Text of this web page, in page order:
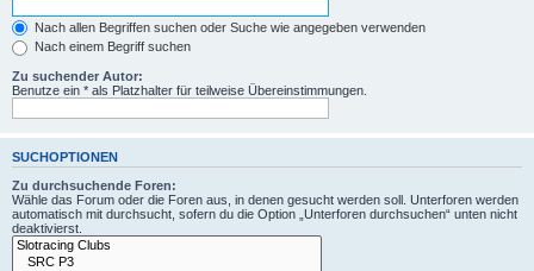
Nach allen Begriffen suchen oder Suche wie angegeben verwenden
Nach einem Begriff suchen
Zu suchender Autor:
Benutze ein * als Platzhalter für teilweise Übereinstimmungen.
SUCHOPTIONEN
Zu durchsuchende Foren:
Wähle das Forum oder die Foren aus, in denen gesucht werden soll. Unterforen werden
automatisch mit durchsucht, sofern du die Option „Unterforen durchsuchen“ unten nicht
deaktivierst.